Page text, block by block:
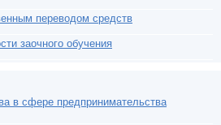
переводом средств
заочного обучения
в сфере предпринимательства